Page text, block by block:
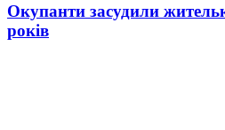
Окупанти засудили
років